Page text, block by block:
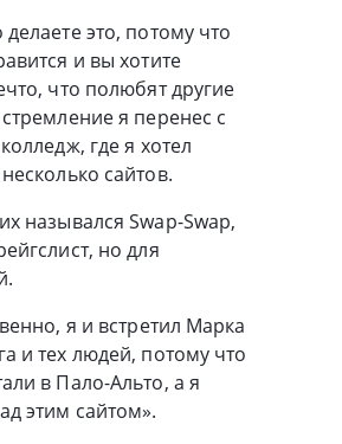
это, потому что
и вы хотите
что полюбят другие
я перенес с
где я хотел
сайтов.
назывался Swap-Swap,
но для
я и встретил Марка
и тех людей, потому что
в Пало-Альто, а я
этим сайтом».